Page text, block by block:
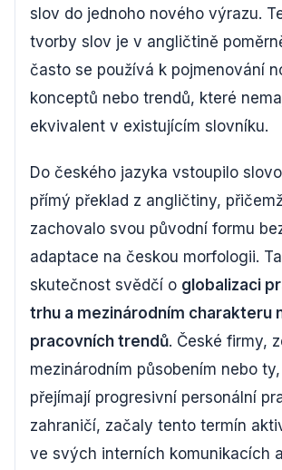
slov do jednoho nového výrazu.
tvorby slov je v angličtině
často se používá k pojmenování
konceptů nebo trendů, které
ekvivalent v existujícím slovníku.
Do českého jazyka vstoupilo
přímý překlad z angličtiny,
zachovalo svou původní formu
adaptace na českou morfologii.
skutečnost svědčí o globalizaci
trhu a mezinárodním charakteru
pracovních trendů. České firmy,
mezinárodním působením nebo
přejímají progresivní personální
zahraničí, začaly tento termín
ve svých interních komunikacích a